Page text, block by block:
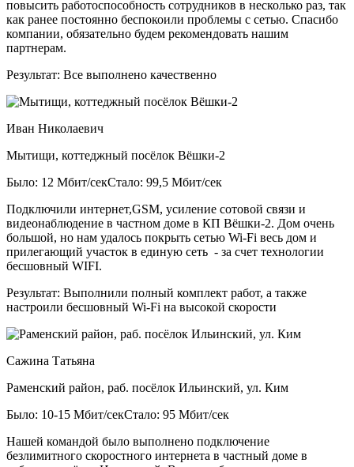
повысить работоспособность сотрудников в несколько раз, так
как ранее постоянно беспокоили проблемы с сетью. Спасибо
компании, обязательно будем рекомендовать нашим
партнерам.
Результат: Все выполнено качественно
Иван Николаевич
Мытищи, коттеджный посёлок Вёшки-2
Было: 12 Мбит/секСтало: 99,5 Мбит/сек
Подключили интернет,GSM, усиление сотовой связи и
видеонаблюдение в частном доме в КП Вёшки-2. Дом очень
большой, но нам удалось покрыть сетью Wi-Fi весь дом и
прилегающий участок в единую сеть - за счет технологии
бесшовный WIFI.
Результат: Выполнили полный комплект работ, а также
настроили бесшовный Wi-Fi на высокой скорости
Сажина Татьяна
Раменский район, раб. посёлок Ильинский, ул. Ким
Было: 10-15 Мбит/секСтало: 95 Мбит/сек
Нашей командой было выполнено подключение
безлимитного скоростного интернета в частный доме в